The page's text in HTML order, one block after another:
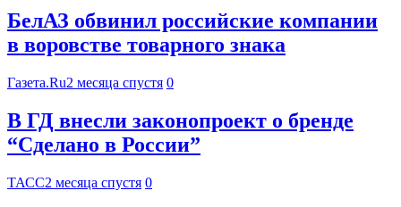
БелАЗ обвинил российские компании
в воровстве товарного знака
Газета.Ru2 месяца спустя 0
В ГД внесли законопроект о бренде
“Сделано в России”
ТАСС2 месяца спустя 0